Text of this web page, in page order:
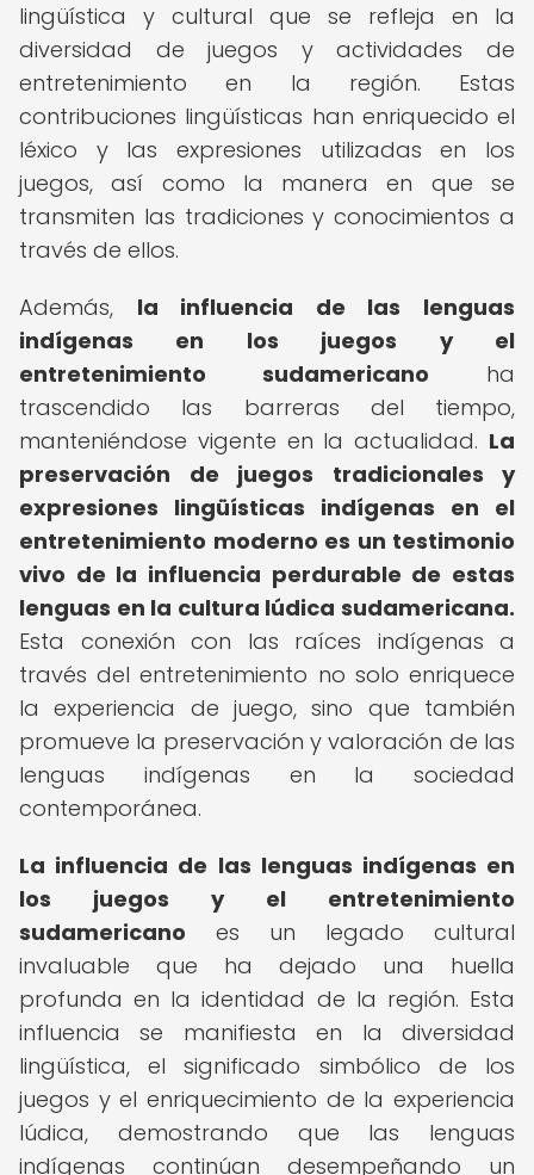
lingüística y cultural que se refleja en la
diversidad de juegos y actividades de
entretenimiento en la región. Estas
contribuciones lingüísticas han enriquecido el
léxico y las expresiones utilizadas en los
juegos, así como la manera en que se
transmiten las tradiciones y conocimientos a
través de ellos.
Además, la influencia de las lenguas
indígenas en los juegos y el
entretenimiento sudamericano ha
trascendido las barreras del tiempo,
manteniéndose vigente en la actualidad. La
preservación de juegos tradicionales y
expresiones lingüísticas indígenas en el
entretenimiento moderno es un testimonio
vivo de la influencia perdurable de estas
lenguas en la cultura lúdica sudamericana.
Esta conexión con las raíces indígenas a
través del entretenimiento no solo enriquece
la experiencia de juego, sino que también
promueve la preservación y valoración de las
lenguas indígenas en la sociedad
contemporánea.
La influencia de las lenguas indígenas en
los juegos y el entretenimiento
sudamericano es un legado cultural
invaluable que ha dejado una huella
profunda en la identidad de la región. Esta
influencia se manifiesta en la diversidad
lingüística, el significado simbólico de los
juegos y el enriquecimiento de la experiencia
lúdica, demostrando que las lenguas
indígenas continúan desempeñando un